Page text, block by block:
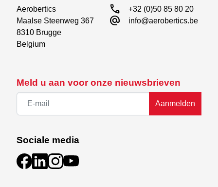
Meld u aan voor onze nieuwsbrieven
Aanmelden
Sociale media
Aerobertics
Maalse Steenweg 367
8310 Brugge
Belgium
call +32 (0)50 85 80 20
alternate_email info@aerobertics.be